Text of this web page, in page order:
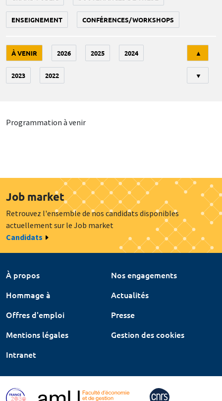
ENSEIGNEMENT CONFÉRENCES/WORKSHOPS
À VENIR 2026 2025 2024
2023 2022
▲
▼
Programmation à venir
Job market
Retrouvez l'ensemble de nos candidats disponibles
actuellement sur le Job market
Candidats
À propos
Nos engagements
Hommage à
Actualités
Offres d'emploi
Presse
Mentions légales
Gestion des cookies
Intranet